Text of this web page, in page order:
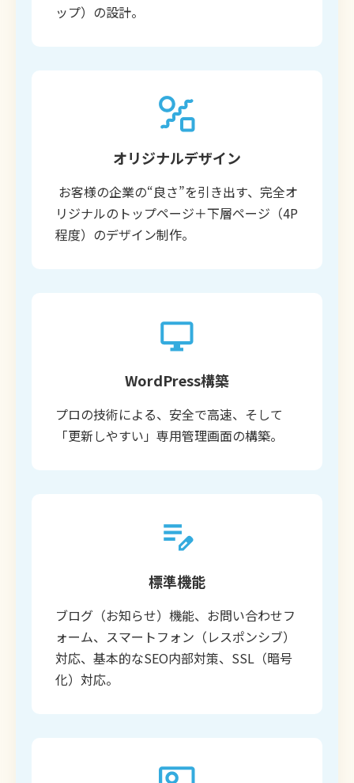
ップ）の設計。
オリジナルデザイン
お客様の企業の“良さ”を引き出す、完全オ
リジナルのトップページ＋下層ページ（4P
程度）のデザイン制作。
WordPress構築
プロの技術による、安全で高速、そして
「更新しやすい」専用管理画面の構築。
標準機能
ブログ（お知らせ）機能、お問い合わせフ
ォーム、スマートフォン（レスポンシブ）
対応、基本的なSEO内部対策、SSL（暗号
化）対応。